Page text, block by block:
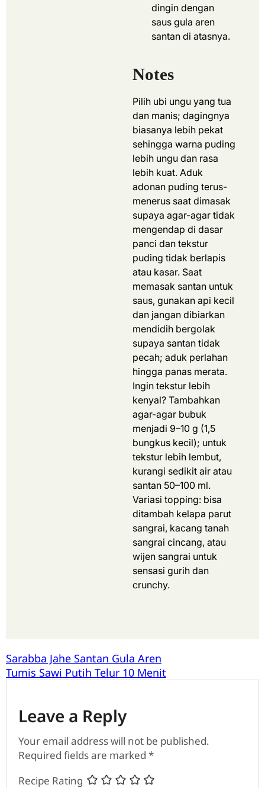
dingin dengan
saus gula aren
santan di atasnya.
Notes
Pilih ubi ungu yang tua
dan manis; dagingnya
biasanya lebih pekat
sehingga warna puding
lebih ungu dan rasa
lebih kuat. Aduk
adonan puding terus-
menerus saat dimasak
supaya agar-agar tidak
mengendap di dasar
panci dan tekstur
puding tidak berlapis
atau kasar. Saat
memasak santan untuk
saus, gunakan api kecil
dan jangan dibiarkan
mendidih bergolak
supaya santan tidak
pecah; aduk perlahan
hingga panas merata.
Ingin tekstur lebih
kenyal? Tambahkan
agar-agar bubuk
menjadi 9–10 g (1,5
bungkus kecil); untuk
tekstur lebih lembut,
kurangi sedikit air atau
santan 50–100 ml.
Variasi topping: bisa
ditambah kelapa parut
sangrai, kacang tanah
sangrai cincang, atau
wijen sangrai untuk
sensasi gurih dan
crunchy.
Sarabba Jahe Santan Gula Aren
Tumis Sawi Putih Telur 10 Menit
Leave a Reply
Your email address will not be published.
Required fields are marked *
Recipe Rating